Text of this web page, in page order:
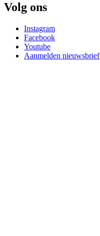
Volg ons
Instagram
Facebook
Youtube
Aanmelden nieuwsbrief